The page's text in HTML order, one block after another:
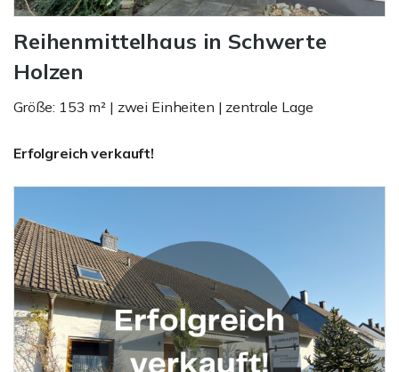
Reihenmittelhaus in Schwerte
Holzen
Größe: 153 m² | zwei Einheiten | zentrale Lage
Erfolgreich verkauft!